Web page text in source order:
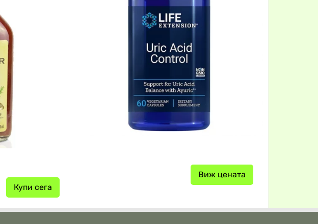
Купи сега
Виж цената